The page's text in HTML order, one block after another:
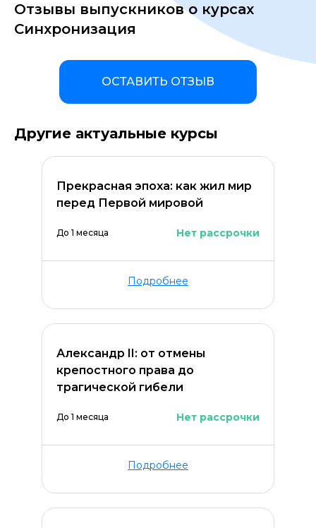
Отзывы выпускников о курсах
Синхронизация
ОСТАВИТЬ ОТЗЫВ
Другие актуальные курсы
Прекрасная эпоха: как жил мир
перед Первой мировой
До 1 месяца Нет рассрочки
Подробнее
Александр II: от отмены
крепостного права до
трагической гибели
До 1 месяца Нет рассрочки
Подробнее